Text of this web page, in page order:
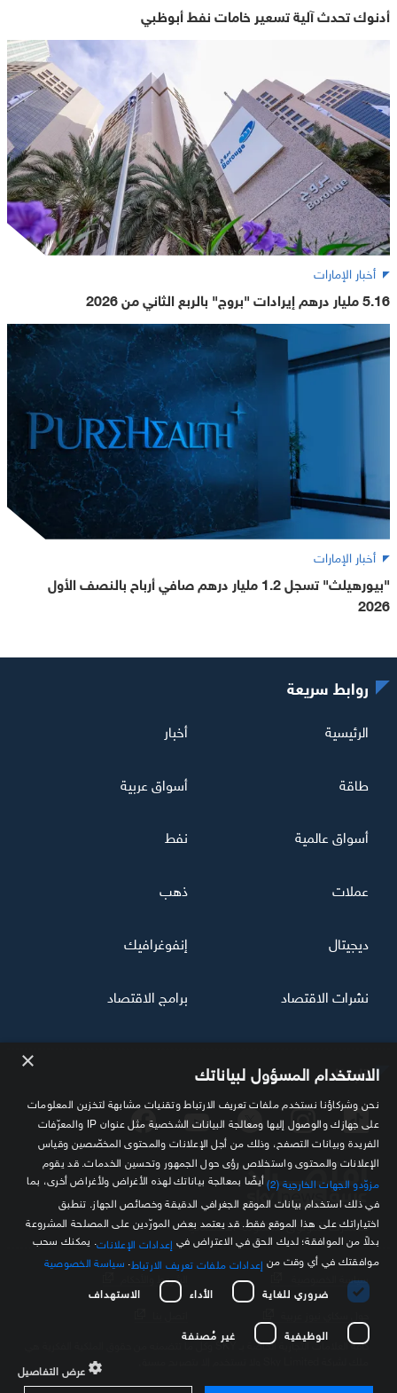
أدنوك تحدث آلية تسعير خامات نفط أبوظبي
أخبار الإمارات
5.16 مليار درهم إيرادات "بروج" بالربع الثاني من 2026
أخبار الإمارات
"بيورهيلث" تسجل 1.2 مليار درهم صافي أرباح بالنصف الأول
2026
تابعنا
مصدرك الموثوق للمعلومة الاقتصادية
روابط سريعة
الرئيسية أخبار
طاقة أسواق عربية
أسواق عالمية نفط
عملات ذهب
ديجيتال إنفوغرافيك
نشرات الاقتصاد برامج الاقتصاد
سياسة الخصوصية الشروط والأحكام
كافة العلامات التجارية الخاصة بـ SKY وكل ما تتضمنه من حقوق الملكية الفكرية هي
× الاستخدام المسؤول لبياناتك
نحن وشركاؤنا نستخدم ملفات تعريف الارتباط وتقنيات مشابهة لتخزين المعلومات
على جهازك والوصول إليها ومعالجة البيانات الشخصية مثل عنوان IP والمعرّفات
الفريدة وبيانات التصفح، وذلك من أجل الإعلانات والمحتوى المخصّصين وقياس
الإعلانات والمحتوى واستخلاص رؤى حول الجمهور وتحسين الخدمات. قد يقوم
مزوّدو الجهات الخارجية (2)
أيضًا بمعالجة بياناتك لهذه الأغراض ولأغراض أخرى، بما
في ذلك استخدام بيانات الموقع الجغرافي الدقيقة وخصائص الجهاز. تنطبق
اختياراتك على هذا الموقع فقط. قد يعتمد بعض المورّدين على المصلحة المشروعة
بدلاً من الموافقة؛ لديك الحق في الاعتراض في إعدادات الإعلانات . يمكنك سحب
موافقتك في أي وقت من إعدادات ملفات تعريف الارتباط سياسة الخصوصية
ضروري للغاية
الأداء الاستهداف
الوظيفية غير مُصنفة
عرض التفاصيل